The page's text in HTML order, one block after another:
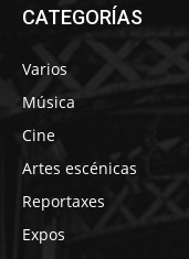
CATEGORÍAS
Varios
Música
Cine
Artes escénicas
Reportaxes
Expos